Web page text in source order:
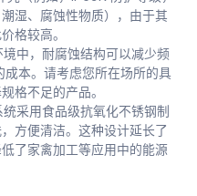
湿、腐蚀性物质），由于其
格较高。
中，耐腐蚀结构可以减少频
本。请考虑您所在场所的具
格不足的产品。
统采用食品级抗氧化不锈钢制
方便清洁。这种设计延长了
了家禽加工等应用中的能源